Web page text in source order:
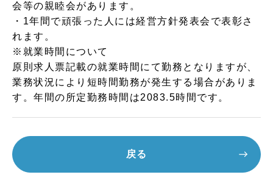
会等の親睦会があります。
・1年間で頑張った人には経営方針発表会で表彰さ
れます。
※就業時間について
原則求人票記載の就業時間にて勤務となりますが、
業務状況により短時間勤務が発生する場合がありま
す。年間の所定勤務時間は2083.5時間です。
戻る